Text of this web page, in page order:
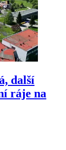
další
ráje na